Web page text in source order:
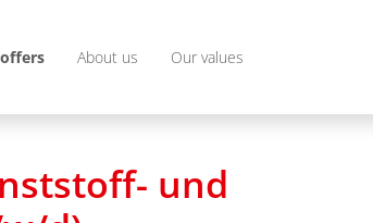
About us Our values
und